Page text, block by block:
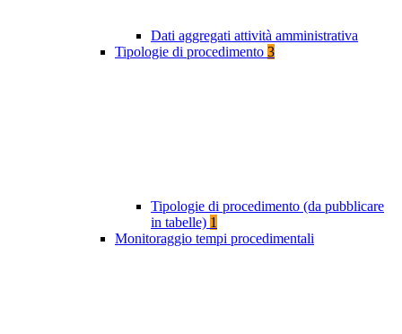
Dati aggregati attività amministrativa
Tipologie di procedimento 3
Tipologie di procedimento (da pubblicare
in tabelle) 1
Monitoraggio tempi procedimentali